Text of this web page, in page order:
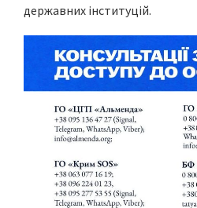
державних інституцій.